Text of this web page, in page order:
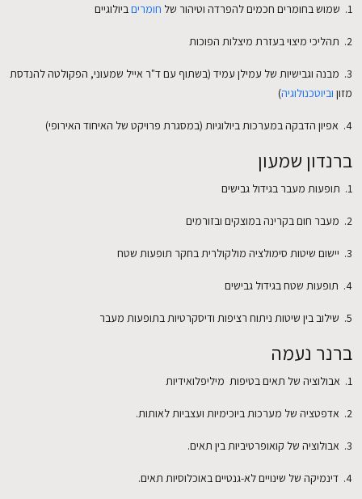
צרו קשר
1. שמוש בחומרים חכמים להפרדה וטיהור של חומריםביולוגיים
2. תהליכי מיצוי בעזרת מיצלות הפוכות
3. מבנה וגבישיות של עמילן עמיד (בשתוף עם ד"ר אייל שמעוני, הפקולטה להנדסת
מזון וביוטכנולוגיה)
4. אפיון הדבקה במערכות ביולוגיות (במסגרת פרויקט של האיחוד האירופי)
ברנדון שמעון
1. תופעות מעבר בגידול גבישים
2. מעבר חום בקרינה במוצקים ובזורמים
3. יישום שיטות סימולציה מולקולרית בחקר תופעות שטח
4. תופעות שטח בגידול גבישים
5. שילוב בין שיטות ניתוח רציפות ודיסקרטיות בתופעות מעבר
ברנר נעמה
1. אבולוציה של תאים בטיפות מיליפלואידיות
2. אדפטציה של מערכות ביוכימיות ועצביות לאותות.
3. אבולוציה של קואופרטיביות בין תאים.
4. דינמיקה של שינויים לא-גנטיים באוכלוסיות תאים.